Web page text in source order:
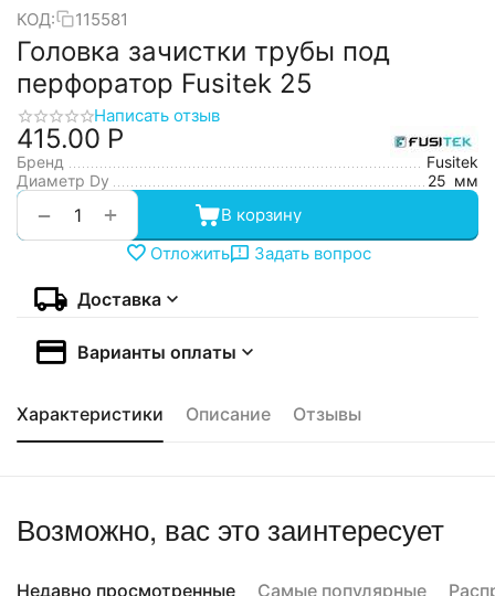
КОД: 115581
Головка зачистки трубы под
перфоратор Fusitek 25
Написать отзыв
415.00 Р
Бренд
Fusitek
Диаметр Dy
25 мм
+
−
В корзину
Отложить
Задать вопрос
Доставка
Варианты оплаты
Характеристики Описание Отзывы
Возможно, вас это заинтересует
Недавно просмотренные Самые популярные